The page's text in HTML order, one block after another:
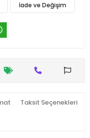
İade ve Değişim
Taksit Seçenekleri